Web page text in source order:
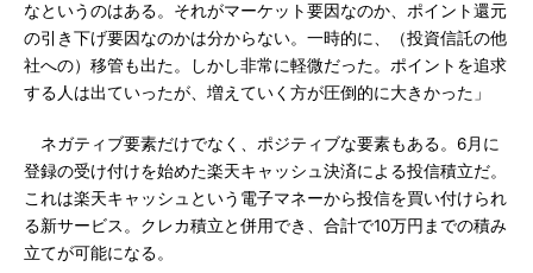
なというのはある。それがマーケット要因なのか、ポイント還元
の引き下げ要因なのかは分からない。一時的に、（投資信託の他
社への）移管も出た。しかし非常に軽微だった。ポイントを追求
する人は出ていったが、増えていく方が圧倒的に大きかった」
ネガティブ要素だけでなく、ポジティブな要素もある。6月に
登録の受け付けを始めた楽天キャッシュ決済による投信積立だ。
これは楽天キャッシュという電子マネーから投信を買い付けられ
る新サービス。クレカ積立と併用でき、合計で10万円までの積み
立てが可能になる。